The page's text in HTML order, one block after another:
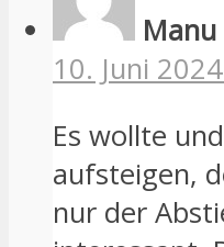
Manu
10. Juni
Es wollte
aufsteigen,
nur der